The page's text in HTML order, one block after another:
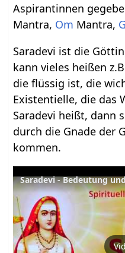
Aspirantinnen
Mantra, Om Mantra,
Saradevi ist die
kann vieles heißen
die flüssig ist, die
Existentielle, die das
Saradevi heißt, dann
durch die Gnade der
kommen.